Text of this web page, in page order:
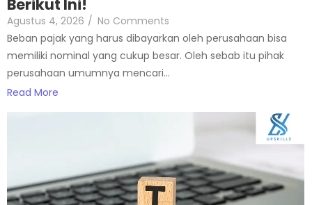
Berikut Ini!
Agustus 4, 2026 / No Comments
Beban pajak yang harus dibayarkan oleh perusahaan bisa
memiliki nominal yang cukup besar. Oleh sebab itu pihak
perusahaan umumnya mencari...
Read More